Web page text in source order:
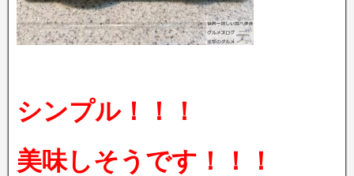
シンプル！！！
美味しそうです！！！